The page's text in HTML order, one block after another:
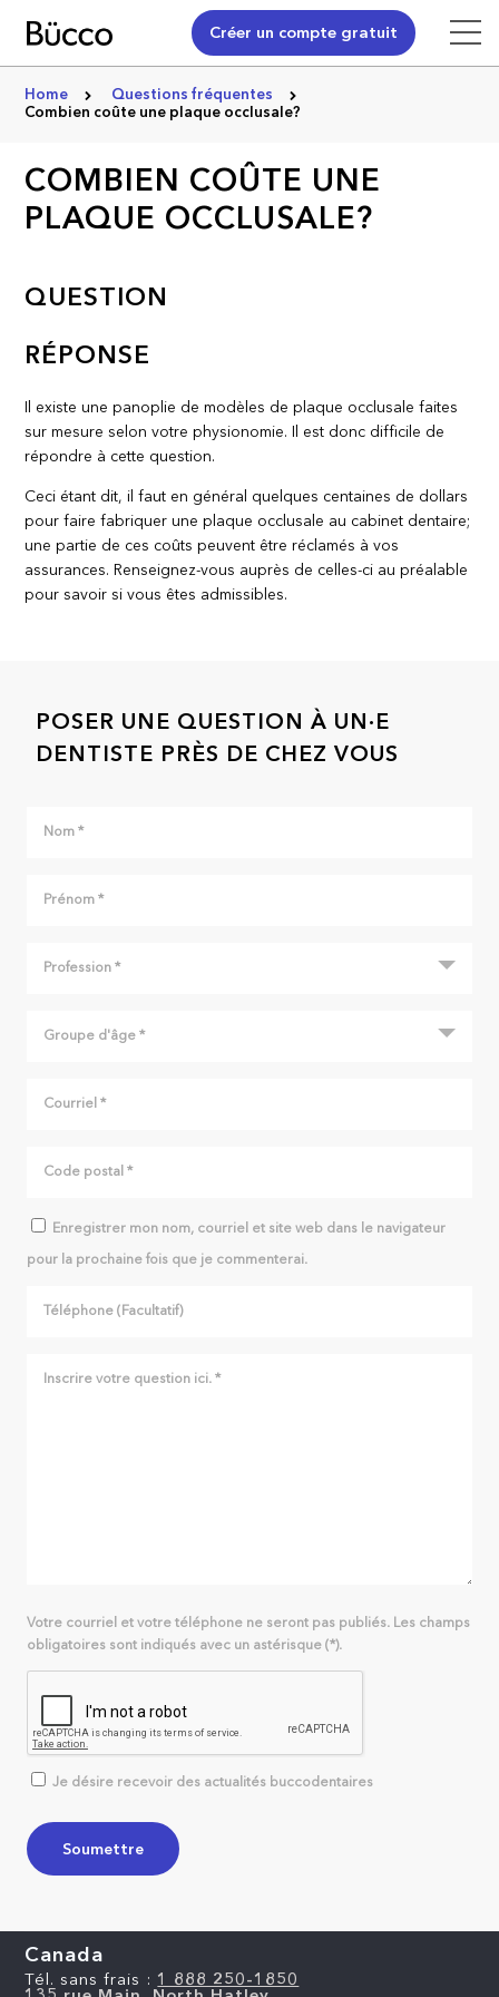
Créer un compte gratuit
Home
Questions fréquentes
Combien coûte une plaque occlusale?
COMBIEN COÛTE UNE
PLAQUE OCCLUSALE?
QUESTION
RÉPONSE
Il existe une panoplie de modèles de plaque occlusale faites
sur mesure selon votre physionomie. Il est donc difficile de
répondre à cette question.
Ceci étant dit, il faut en général quelques centaines de dollars
pour faire fabriquer une plaque occlusale au cabinet dentaire;
une partie de ces coûts peuvent être réclamés à vos
assurances. Renseignez-vous auprès de celles-ci au préalable
pour savoir si vous êtes admissibles.
POSER UNE QUESTION À UN·E
DENTISTE PRÈS DE CHEZ VOUS
Enregistrer mon nom, courriel et site web dans le navigateur
pour la prochaine fois que je commenterai.
Votre courriel et votre téléphone ne seront pas publiés. Les champs
obligatoires sont indiqués avec un astérisque (*).
Je désire recevoir des actualités buccodentaires
Canada
Tél. sans frais : 1 888 250-1850